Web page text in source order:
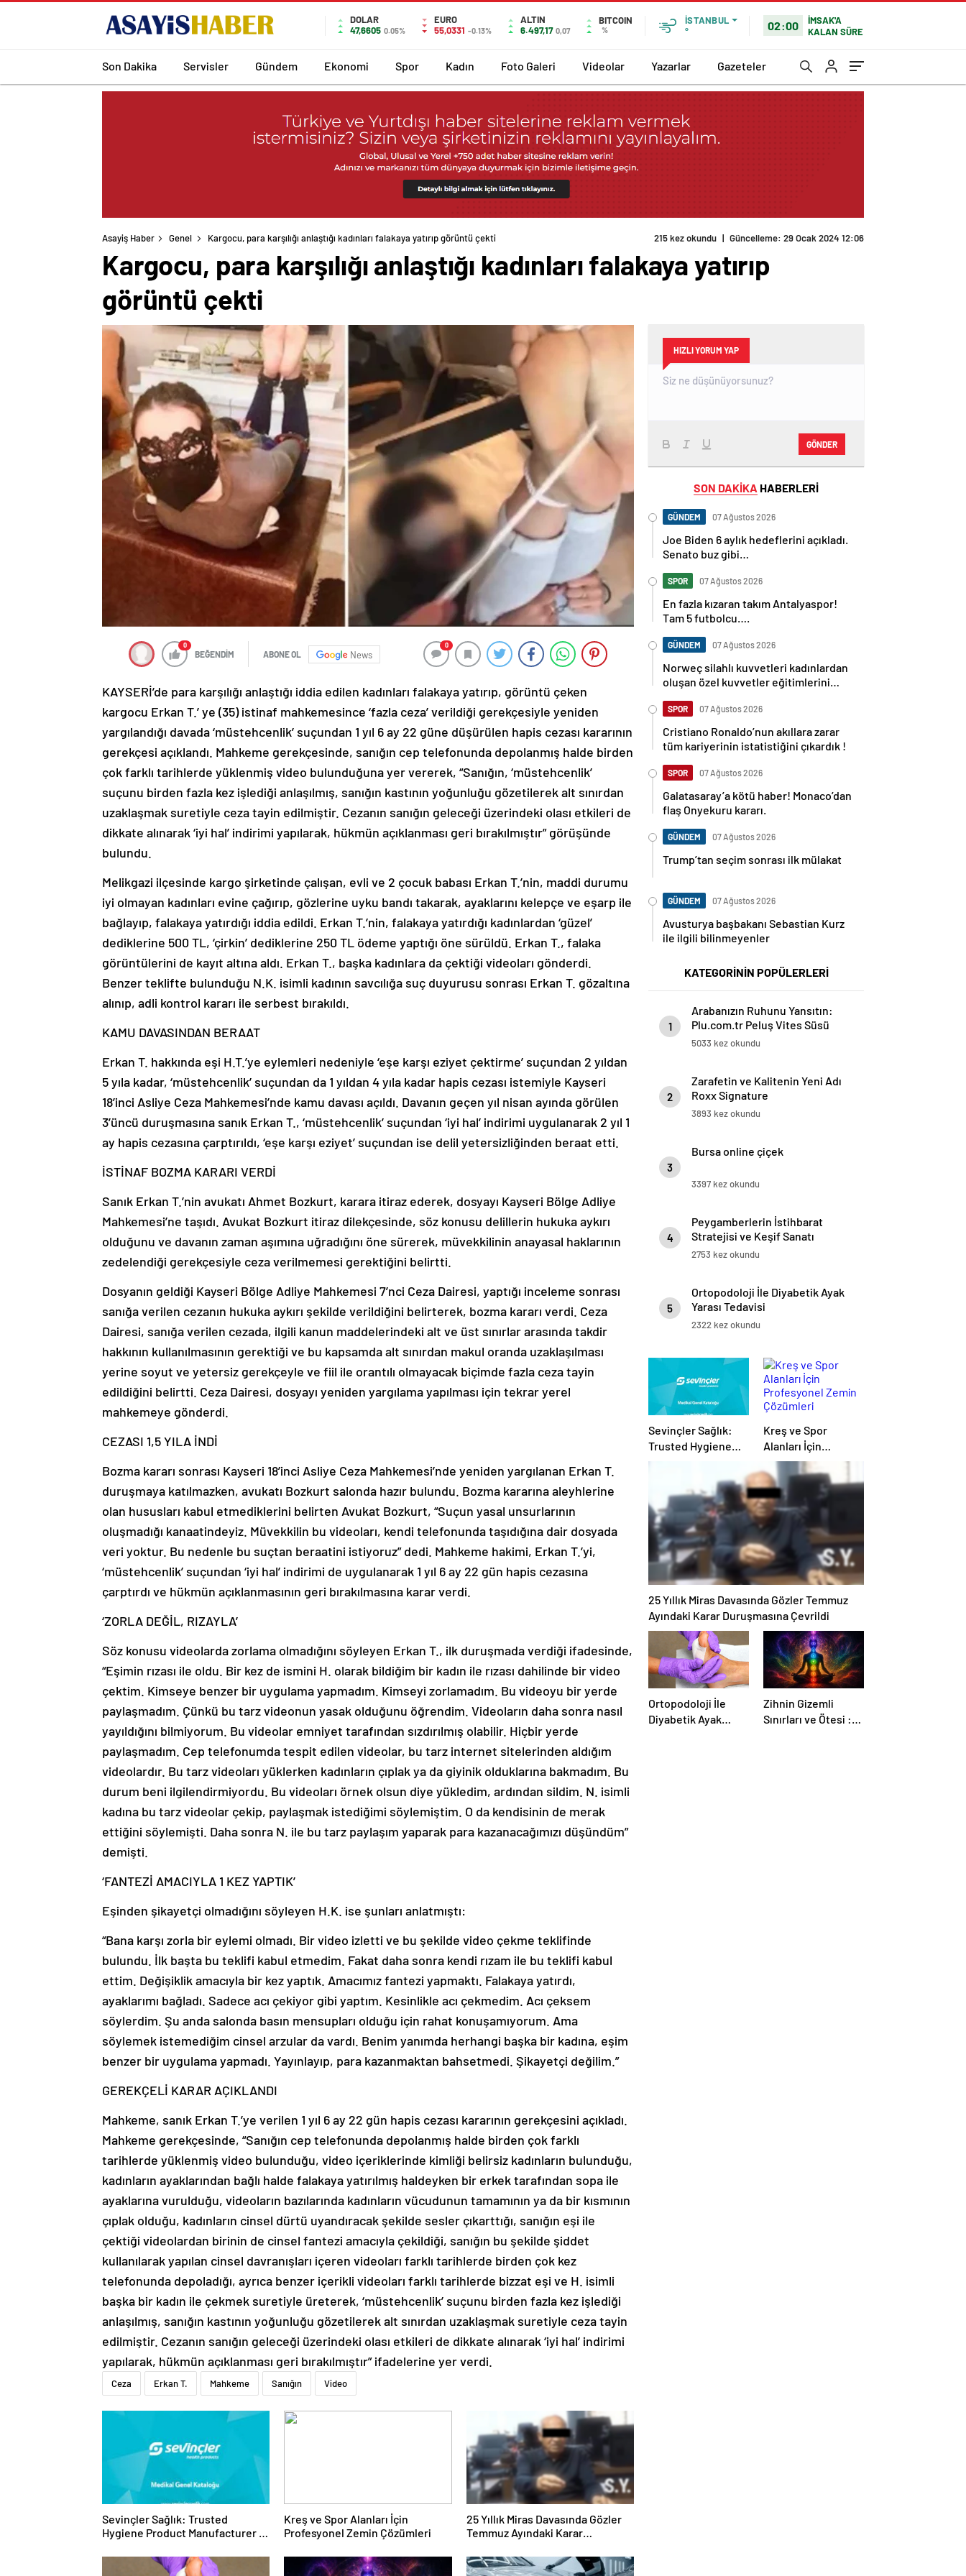
DOLAR
47,6605 0.05%
EURO
55,0331 -0.13%
ALTIN
6.497,17 0,07
BITCOIN
%
İSTANBUL
°
02:00
İMSAK'A
KALAN SÜRE
Son Dakika Servisler Gündem Ekonomi Spor Kadın Foto Galeri Videolar Yazarlar Gazeteler
Asayiş Haber Genel Kargocu, para karşılığı anlaştığı kadınları falakaya yatırıp görüntü çekti
Kargocu, para karşılığı anlaştığı kadınları falakaya yatırıp
görüntü çekti
0
BEĞENDİM ABONE OL News
0
KAYSERİ’de para karşılığı anlaştığı iddia edilen kadınları falakaya yatırıp, görüntü çeken
kargocu Erkan T.’ ye (35) istinaf mahkemesince ‘fazla ceza’ verildiği gerekçesiyle yeniden
yargılandığı davada ‘müstehcenlik’ suçundan 1 yıl 6 ay 22 güne düşürülen hapis cezası kararının
gerekçesi açıklandı. Mahkeme gerekçesinde, sanığın cep telefonunda depolanmış halde birden
çok farklı tarihlerde yüklenmiş video bulunduğuna yer vererek, “Sanığın, ‘müstehcenlik’
suçunu birden fazla kez işlediği anlaşılmış, sanığın kastının yoğunluğu gözetilerek alt sınırdan
uzaklaşmak suretiyle ceza tayin edilmiştir. Cezanın sanığın geleceği üzerindeki olası etkileri de
dikkate alınarak ‘iyi hal’ indirimi yapılarak, hükmün açıklanması geri bırakılmıştır” görüşünde
bulundu.
Melikgazi ilçesinde kargo şirketinde çalışan, evli ve 2 çocuk babası Erkan T.’nin, maddi durumu
iyi olmayan kadınları evine çağırıp, gözlerine uyku bandı takarak, ayaklarını kelepçe ve eşarp ile
bağlayıp, falakaya yatırdığı iddia edildi. Erkan T.’nin, falakaya yatırdığı kadınlardan ‘güzel’
dediklerine 500 TL, ‘çirkin’ dediklerine 250 TL ödeme yaptığı öne sürüldü. Erkan T., falaka
görüntülerini de kayıt altına aldı. Erkan T., başka kadınlara da çektiği videoları gönderdi.
Benzer teklifte bulunduğu N.K. isimli kadının savcılığa suç duyurusu sonrası Erkan T. gözaltına
alınıp, adli kontrol kararı ile serbest bırakıldı.
KAMU DAVASINDAN BERAAT
Erkan T. hakkında eşi H.T.’ye eylemleri nedeniyle ‘eşe karşı eziyet çektirme’ suçundan 2 yıldan
5 yıla kadar, ‘müstehcenlik’ suçundan da 1 yıldan 4 yıla kadar hapis cezası istemiyle Kayseri
18’inci Asliye Ceza Mahkemesi’nde kamu davası açıldı. Davanın geçen yıl nisan ayında görülen
3’üncü duruşmasına sanık Erkan T., ‘müstehcenlik’ suçundan ‘iyi hal’ indirimi uygulanarak 2 yıl 1
ay hapis cezasına çarptırıldı, ‘eşe karşı eziyet’ suçundan ise delil yetersizliğinden beraat etti.
İSTİNAF BOZMA KARARI VERDİ
Sanık Erkan T.’nin avukatı Ahmet Bozkurt, karara itiraz ederek, dosyayı Kayseri Bölge Adliye
Mahkemesi’ne taşıdı. Avukat Bozkurt itiraz dilekçesinde, söz konusu delillerin hukuka aykırı
olduğunu ve davanın zaman aşımına uğradığını öne sürerek, müvekkilinin anayasal haklarının
zedelendiği gerekçesiyle ceza verilmemesi gerektiğini belirtti.
Dosyanın geldiği Kayseri Bölge Adliye Mahkemesi 7’nci Ceza Dairesi, yaptığı inceleme sonrası
sanığa verilen cezanın hukuka aykırı şekilde verildiğini belirterek, bozma kararı verdi. Ceza
Dairesi, sanığa verilen cezada, ilgili kanun maddelerindeki alt ve üst sınırlar arasında takdir
hakkının kullanılmasının gerektiği ve bu kapsamda alt sınırdan makul oranda uzaklaşılması
yerine soyut ve yetersiz gerekçeyle ve fiil ile orantılı olmayacak biçimde fazla ceza tayin
edildiğini belirtti. Ceza Dairesi, dosyayı yeniden yargılama yapılması için tekrar yerel
mahkemeye gönderdi.
CEZASI 1,5 YILA İNDİ
Bozma kararı sonrası Kayseri 18’inci Asliye Ceza Mahkemesi’nde yeniden yargılanan Erkan T.
duruşmaya katılmazken, avukatı Bozkurt salonda hazır bulundu. Bozma kararına aleyhlerine
olan hususları kabul etmediklerini belirten Avukat Bozkurt, “Suçun yasal unsurlarının
oluşmadığı kanaatindeyiz. Müvekkilin bu videoları, kendi telefonunda taşıdığına dair dosyada
veri yoktur. Bu nedenle bu suçtan beraatini istiyoruz” dedi. Mahkeme hakimi, Erkan T.’yi,
‘müstehcenlik’ suçundan ‘iyi hal’ indirimi de uygulanarak 1 yıl 6 ay 22 gün hapis cezasına
çarptırdı ve hükmün açıklanmasının geri bırakılmasına karar verdi.
‘ZORLA DEĞİL, RIZAYLA’
Söz konusu videolarda zorlama olmadığını söyleyen Erkan T., ilk duruşmada verdiği ifadesinde,
“Eşimin rızası ile oldu. Bir kez de ismini H. olarak bildiğim bir kadın ile rızası dahilinde bir video
çektim. Kimseye benzer bir uygulama yapmadım. Kimseyi zorlamadım. Bu videoyu bir yerde
paylaşmadım. Çünkü bu tarz videonun yasak olduğunu öğrendim. Videoların daha sonra nasıl
yayıldığını bilmiyorum. Bu videolar emniyet tarafından sızdırılmış olabilir. Hiçbir yerde
paylaşmadım. Cep telefonumda tespit edilen videolar, bu tarz internet sitelerinden aldığım
videolardır. Bu tarz videoları yüklerken kadınların çıplak ya da giyinik olduklarına bakmadım. Bu
durum beni ilgilendirmiyordu. Bu videoları örnek olsun diye yükledim, ardından sildim. N. isimli
kadına bu tarz videolar çekip, paylaşmak istediğimi söylemiştim. O da kendisinin de merak
ettiğini söylemişti. Daha sonra N. ile bu tarz paylaşım yaparak para kazanacağımızı düşündüm”
demişti.
‘FANTEZİ AMACIYLA 1 KEZ YAPTIK’
Eşinden şikayetçi olmadığını söyleyen H.K. ise şunları anlatmıştı:
“Bana karşı zorla bir eylemi olmadı. Bir video izletti ve bu şekilde video çekme teklifinde
bulundu. İlk başta bu teklifi kabul etmedim. Fakat daha sonra kendi rızam ile bu teklifi kabul
ettim. Değişiklik amacıyla bir kez yaptık. Amacımız fantezi yapmaktı. Falakaya yatırdı,
ayaklarımı bağladı. Sadece acı çekiyor gibi yaptım. Kesinlikle acı çekmedim. Acı çeksem
söylerdim. Şu anda salonda basın mensupları olduğu için rahat konuşamıyorum. Ama
söylemek istemediğim cinsel arzular da vardı. Benim yanımda herhangi başka bir kadına, eşim
benzer bir uygulama yapmadı. Yayınlayıp, para kazanmaktan bahsetmedi. Şikayetçi değilim.”
GEREKÇELİ KARAR AÇIKLANDI
Mahkeme, sanık Erkan T.’ye verilen 1 yıl 6 ay 22 gün hapis cezası kararının gerekçesini açıkladı.
Mahkeme gerekçesinde, “Sanığın cep telefonunda depolanmış halde birden çok farklı
tarihlerde yüklenmiş video bulunduğu, video içeriklerinde kimliği belirsiz kadınların bulunduğu,
kadınların ayaklarından bağlı halde falakaya yatırılmış haldeyken bir erkek tarafından sopa ile
ayaklarına vurulduğu, videoların bazılarında kadınların vücudunun tamamının ya da bir kısmının
çıplak olduğu, kadınların cinsel dürtü uyandıracak şekilde sesler çıkarttığı, sanığın eşi ile
çektiği videolardan birinin de cinsel fantezi amacıyla çekildiği, sanığın bu şekilde şiddet
kullanılarak yapılan cinsel davranışları içeren videoları farklı tarihlerde birden çok kez
telefonunda depoladığı, ayrıca benzer içerikli videoları farklı tarihlerde bizzat eşi ve H. isimli
başka bir kadın ile çekmek suretiyle üreterek, ‘müstehcenlik’ suçunu birden fazla kez işlediği
anlaşılmış, sanığın kastının yoğunluğu gözetilerek alt sınırdan uzaklaşmak suretiyle ceza tayin
edilmiştir. Cezanın sanığın geleceği üzerindeki olası etkileri de dikkate alınarak ‘iyi hal’ indirimi
yapılarak, hükmün açıklanması geri bırakılmıştır” ifadelerine yer verdi.
Ceza Erkan T. Mahkeme Sanığın Video
Sevinçler Sağlık: Trusted
Hygiene Product Manufacturer in
Kreş ve Spor Alanları İçin
Profesyonel Zemin Çözümleri
25 Yıllık Miras Davasında Gözler
Temmuz Ayındaki Karar
HIZLI YORUM YAP
GÖNDER
SON DAKİKA HABERLERİ
GÜNDEM 07 Ağustos 2026
Joe Biden 6 aylık hedeflerini açıkladı.
Senato buz gibi…
SPOR 07 Ağustos 2026
En fazla kızaran takım Antalyaspor!
Tam 5 futbolcu….
GÜNDEM 07 Ağustos 2026
Norweç silahlı kuvvetleri kadınlardan
oluşan özel kuvvetler eğitimlerini
SPOR 07 Ağustos 2026
Cristiano Ronaldo’nun akıllara zarar
tüm kariyerinin istatistiğini çıkardık !
SPOR 07 Ağustos 2026
Galatasaray’a kötü haber! Monaco’dan
flaş Onyekuru kararı.
GÜNDEM 07 Ağustos 2026
Trump’tan seçim sonrası ilk mülakat
GÜNDEM 07 Ağustos 2026
Avusturya başbakanı Sebastian Kurz
ile ilgili bilinmeyenler
KATEGORİNİN POPÜLERLERİ
1
Arabanızın Ruhunu Yansıtın:
Plu.com.tr Peluş Vites Süsü
Modelleri
5033 kez okundu
2
Zarafetin ve Kalitenin Yeni Adı
Roxx Signature
3893 kez okundu
3
Bursa online çiçek
3397 kez okundu
4
Peygamberlerin İstihbarat
Stratejisi ve Keşif Sanatı
2753 kez okundu
5
Ortopodoloji İle Diyabetik Ayak
Yarası Tedavisi
2322 kez okundu
Sevinçler Sağlık:
Trusted Hygiene
Product
Manufacturer in
Turkey
Kreş ve Spor
Alanları İçin
Profesyonel Zemin
Çözümleri
25 Yıllık Miras Davasında Gözler Temmuz
Ayındaki Karar Duruşmasına Çevrildi
Ortopodoloji İle
Diyabetik Ayak
Zihnin Gizemli
Sınırları ve Ötesi :